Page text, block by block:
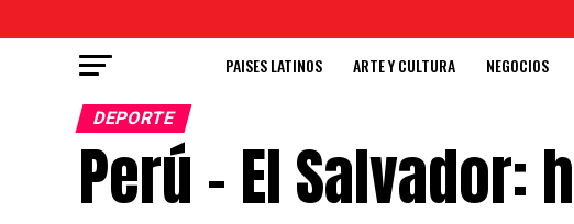
PAISES LATINOS ARTE Y CULTURA NEGOCIOS
DEPORTE
Perú – El